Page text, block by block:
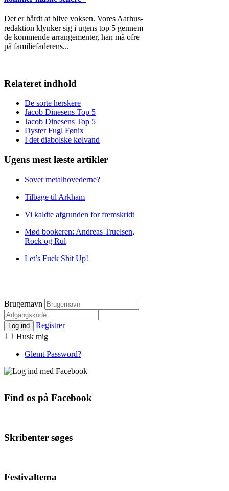
Det er hårdt at blive voksen. Vores Aarhus-
redaktion klynker sig i ugens top 5 gennem
de kommende arrangementer, han må ofre
på familiefaderens...
Relateret indhold
De sorte herskere
Jacob Dinesens Top 5
Jacob Dinesens Top 5
Dyster Fugl Fønix
I det diabolske kølvand
Ugens mest læste artikler
Sover metalhovederne?
Tilbage til Arkham
Vi kaldte afgrunden for fremskridt
Mød bookeren: Andreas Truelsen,
Rock og Rul
Let’s Fuck Shit Up!
Brugernavn
Log ind
Registrer
Husk mig
Glemt Password?
Find os på Facebook
Skribenter søges
Festivaltema